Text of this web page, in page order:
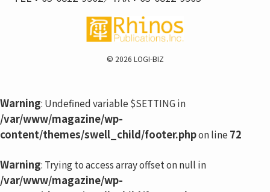
© 2026 LOGI-BIZ
Warning: Undefined variable $SETTING in
/var/www/magazine/wp-
content/themes/swell_child/footer.phpon line 72
Warning: Trying to access array offset on null in
/var/www/magazine/wp-